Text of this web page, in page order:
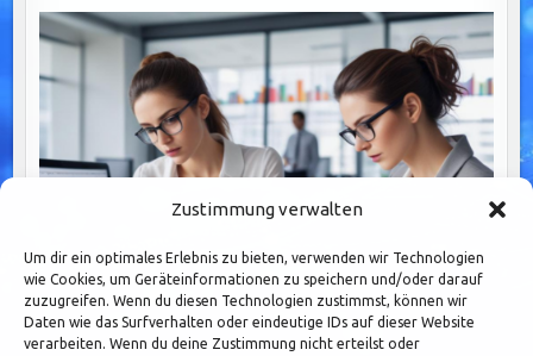
Zustimmung verwalten
Um dir ein optimales Erlebnis zu bieten, verwenden wir Technologien
wie Cookies, um Geräteinformationen zu speichern und/oder darauf
zuzugreifen. Wenn du diesen Technologien zustimmst, können wir
Daten wie das Surfverhalten oder eindeutige IDs auf dieser Website
verarbeiten. Wenn du deine Zustimmung nicht erteilst oder